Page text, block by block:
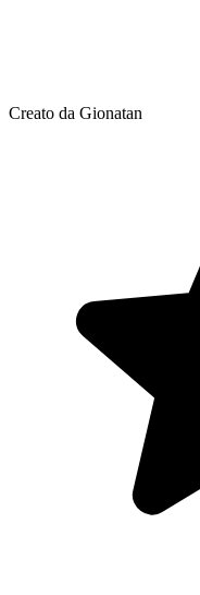
Creato da Gionatan